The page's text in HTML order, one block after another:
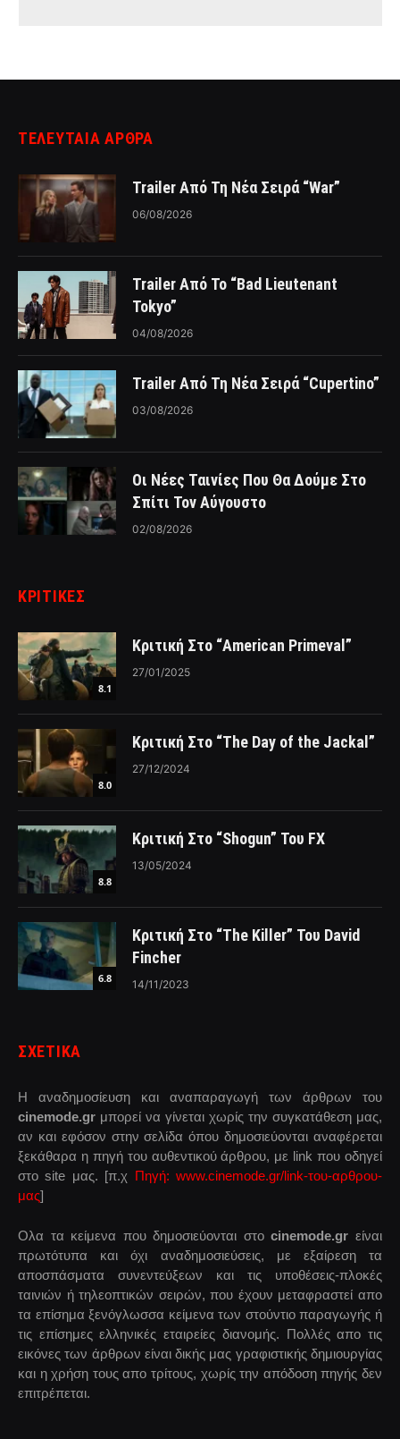
ΤΕΛΕΥΤΑΙΑ ΑΡΘΡΑ
Trailer Από Τη Νέα Σειρά “War”
06/08/2026
Trailer Από Το “Bad Lieutenant
Tokyo”
04/08/2026
Trailer Από Τη Νέα Σειρά “Cupertino”
03/08/2026
Οι Νέες Ταινίες Που Θα Δούμε Στο
Σπίτι Τον Αύγουστο
02/08/2026
ΚΡΙΤΙΚΈΣ
8.1
Κριτική Στο “American Primeval”
27/01/2025
8.0
Κριτική Στο “The Day of the Jackal”
27/12/2024
8.8
Κριτική Στο “Shogun” Του FX
13/05/2024
6.8
Κριτική Στο “The Killer” Του David
Fincher
14/11/2023
ΣΧΕΤΙΚΑ
Η αναδημοσίευση και αναπαραγωγή των άρθρων του
cinemode.gr μπορεί να γίνεται χωρίς την συγκατάθεση μας,
αν και εφόσον στην σελίδα όπου δημοσιεύονται αναφέρεται
ξεκάθαρα η πηγή του αυθεντικού άρθρου, με link που οδηγεί
στο site μας. [π.χ Πηγή: www.cinemode.gr/link-του-αρθρου-
μας]
Ολα τα κείμενα που δημοσιεύονται στοcinemode.gr είναι
πρωτότυπα και όχι αναδημοσιεύσεις, με εξαίρεση τα
αποσπάσματα συνεντεύξεων και τις υποθέσεις-πλοκές
ταινιών ή τηλεοπτικών σειρών, που έχουν μεταφραστεί απο
τα επίσημα ξενόγλωσσα κείμενα των στούντιο παραγωγής ή
τις επίσημες ελληνικές εταιρείες διανομής. Πολλές απο τις
εικόνες των άρθρων είναι δικής μας γραφιστικής δημιουργίας
και η χρήση τους απο τρίτους, χωρίς την απόδοση πηγής δεν
επιτρέπεται.